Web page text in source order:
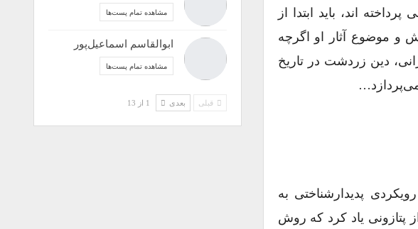
‌اند، باید ابتدا از
و موضوع آثار او اگرچه
دین زردشت در تاریخ
پدیدارشناختی به
پتازونی یاد کرد که روش
مشاهده تمام پست‌ها
ابوالقاسم اسماعیل‌پور
مشاهده تمام پست‌ها
قبلی بعدی 1 از 13